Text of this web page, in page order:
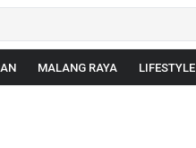
MALANG RAYA LIFESTYLE